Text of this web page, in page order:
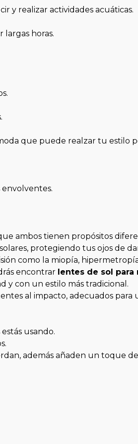
y realizar actividades acuáticas.
horas.
que puede realzar tu estilo
envolventes.
ambos tienen propósitos
protegiendo tus ojos de
como la miopía,
encontrar lentes de sol para
y con un estilo más tradicional.
al impacto, adecuados para
usando.
además añaden un toque